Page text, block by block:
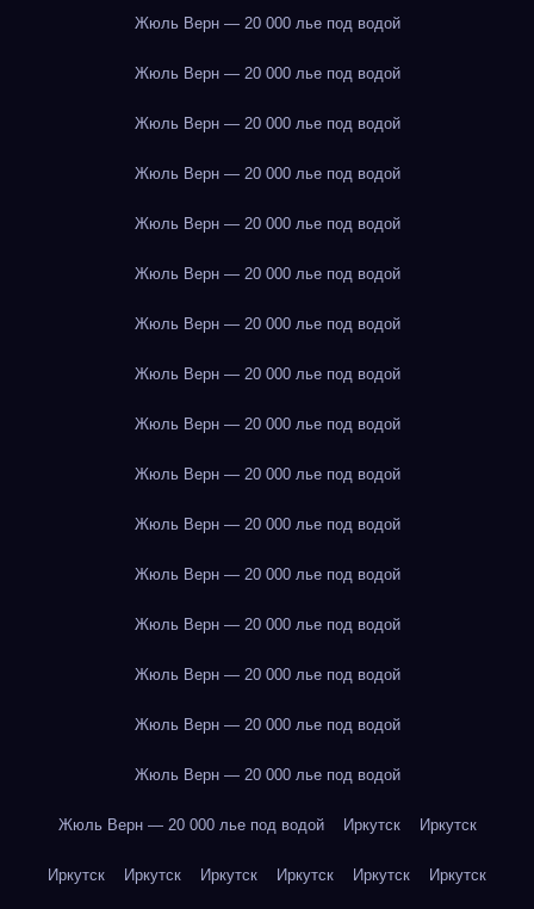
Жюль Верн — 20 000 лье под водой
Жюль Верн — 20 000 лье под водой
Жюль Верн — 20 000 лье под водой
Жюль Верн — 20 000 лье под водой
Жюль Верн — 20 000 лье под водой
Жюль Верн — 20 000 лье под водой
Жюль Верн — 20 000 лье под водой
Жюль Верн — 20 000 лье под водой
Жюль Верн — 20 000 лье под водой
Жюль Верн — 20 000 лье под водой
Жюль Верн — 20 000 лье под водой
Жюль Верн — 20 000 лье под водой
Жюль Верн — 20 000 лье под водой
Жюль Верн — 20 000 лье под водой
Жюль Верн — 20 000 лье под водой
Жюль Верн — 20 000 лье под водой
Жюль Верн — 20 000 лье под водой Иркутск Иркутск
Иркутск Иркутск Иркутск Иркутск Иркутск Иркутск